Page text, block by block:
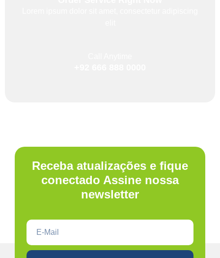
Receba atualizações e fique
conectado Assine nossa
newsletter